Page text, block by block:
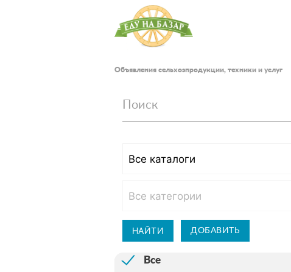
Объявления сельхозпродукции, техники и услуг
Поиск
НАЙТИ ДОБАВИТЬ
Все